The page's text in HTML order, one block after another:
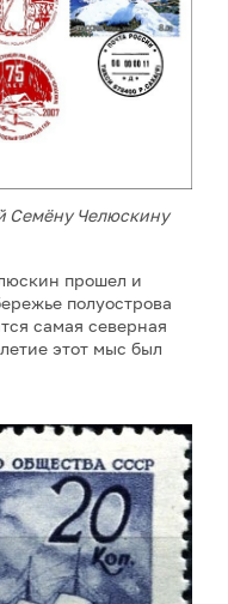
Семёну Челюскину
прошел и
полуострова
самая северная
этот мыс был